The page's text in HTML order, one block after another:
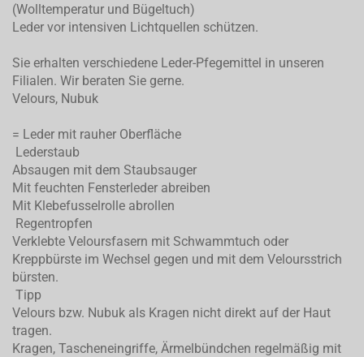
(Wolltemperatur und Bügeltuch)
Leder vor intensiven Lichtquellen schützen.
Sie erhalten verschiedene Leder-Pfegemittel in unseren
Filialen. Wir beraten Sie gerne.
Velours, Nubuk
= Leder mit rauher Oberfläche
Lederstaub
Absaugen mit dem Staubsauger
Mit feuchten Fensterleder abreiben
Mit Klebefusselrolle abrollen
Regentropfen
Verklebte Veloursfasern mit Schwammtuch oder
Kreppbürste im Wechsel gegen und mit dem Veloursstrich
bürsten.
Tipp
Velours bzw. Nubuk als Kragen nicht direkt auf der Haut
tragen.
Kragen, Tascheneingriffe, Ärmelbündchen regelmäßig mit